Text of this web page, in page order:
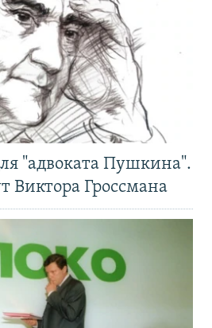
"адвоката Пушкина".
Виктора Гроссмана